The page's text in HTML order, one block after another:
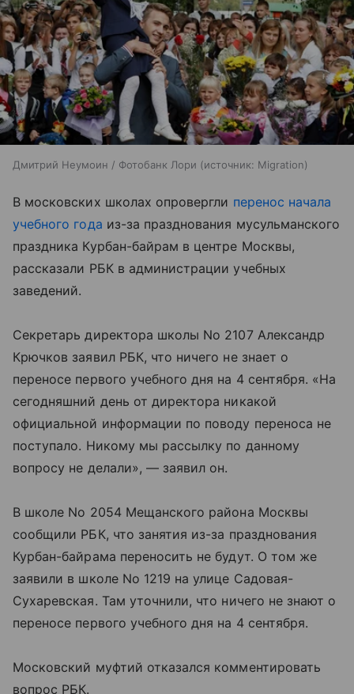
Дмитрий Неумоин / Фотобанк Лори источник: Migration
В московских школах опровергли перенос начала
учебного года из-за празднования мусульманского
праздника Курбан-байрам в центре Москвы,
рассказали РБК в администрации учебных
заведений.
Секретарь директора школы No 2107 Александр
Крючков заявил РБК, что ничего не знает о
переносе первого учебного дня на 4 сентября. «На
сегодняшний день от директора никакой
официальной информации по поводу переноса не
поступало. Никому мы рассылку по данному
вопросу не делали», — заявил он.
В школе No 2054 Мещанского района Москвы
сообщили РБК, что занятия из-за празднования
Курбан-байрама переносить не будут. О том же
заявили в школе No 1219 на улице Садовая-
Сухаревская. Там уточнили, что ничего не знают о
переносе первого учебного дня на 4 сентября.
Московский муфтий отказался комментировать
вопрос РБК.